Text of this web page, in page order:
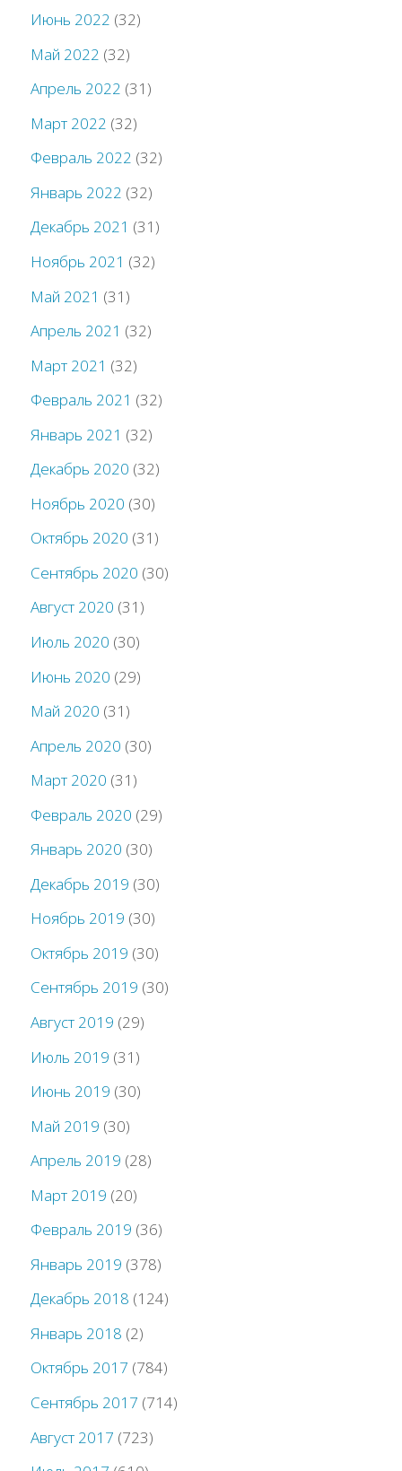
Июнь 2022 (32)
Май 2022 (32)
Апрель 2022 (31)
Март 2022 (32)
Февраль 2022 (32)
Январь 2022 (32)
Декабрь 2021 (31)
Ноябрь 2021 (32)
Май 2021 (31)
Апрель 2021 (32)
Март 2021 (32)
Февраль 2021 (32)
Январь 2021 (32)
Декабрь 2020 (32)
Ноябрь 2020 (30)
Октябрь 2020 (31)
Сентябрь 2020 (30)
Август 2020 (31)
Июль 2020 (30)
Июнь 2020 (29)
Май 2020 (31)
Апрель 2020 (30)
Март 2020 (31)
Февраль 2020 (29)
Январь 2020 (30)
Декабрь 2019 (30)
Ноябрь 2019 (30)
Октябрь 2019 (30)
Сентябрь 2019 (30)
Август 2019 (29)
Июль 2019 (31)
Июнь 2019 (30)
Май 2019 (30)
Апрель 2019 (28)
Март 2019 (20)
Февраль 2019 (36)
Январь 2019 (378)
Декабрь 2018 (124)
Январь 2018 (2)
Октябрь 2017 (784)
Сентябрь 2017 (714)
Август 2017 (723)